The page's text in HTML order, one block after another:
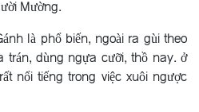
Mường.
là phổ biến, ngoài ra gùi theo
trán, dùng ngựa cưỡi, thồ nay. ở
nổi tiếng trong việc xuôi ngược